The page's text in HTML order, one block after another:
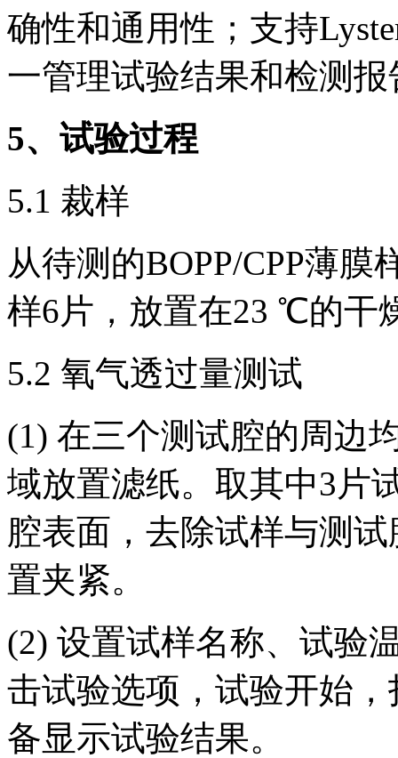
确性和通用性；支持
一管理试验结果和检测报
5、试验过程
5.1 裁样
从待测的BOPP/CPP薄
样6片，放置在23 ℃的干
5.2 氧气透过量测试
(1) 在三个测试腔的周边
域放置滤纸。取其中3片
腔表面，去除试样与测
置夹紧。
(2) 设置试样名称、试验
击试验选项，试验开始
备显示试验结果。